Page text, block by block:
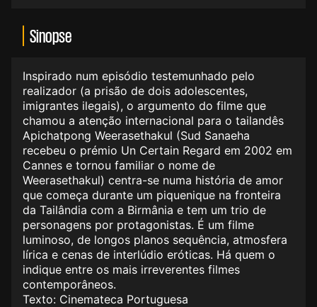
Sinopse
Inspirado num episódio testemunhado pelo
realizador (a prisão de dois adolescentes,
imigrantes ilegais), o argumento do filme que
chamou a atenção internacional para o tailandês
Apichatpong Weerasethakul (Sud Sanaeha
recebeu o prémio Un Certain Regard em 2002 em
Cannes e tornou familiar o nome de
Weerasethakul) centra-se numa história de amor
que começa durante um piquenique na fronteira
da Tailândia com a Birmânia e tem um trio de
personagens por protagonistas. É um filme
luminoso, de longos planos sequência, atmosfera
lírica e cenas de interlúdio eróticas. Há quem o
indique entre os mais irreverentes filmes
contemporâneos.
Texto: Cinemateca Portuguesa